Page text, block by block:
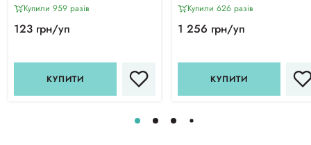
Купили 959 разiв
123 грн/уп
КУПИТИ
Купили 626 разiв
1 256 грн/уп
КУПИТИ